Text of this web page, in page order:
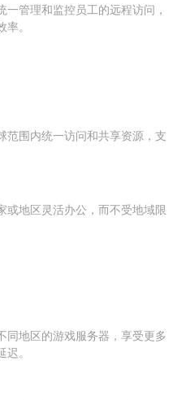
一管理和监控员工的远程访问，
。
范围内统一访问和共享资源，支
或地区灵活办公，而不受地域限
同地区的游戏服务器，享受更多
。